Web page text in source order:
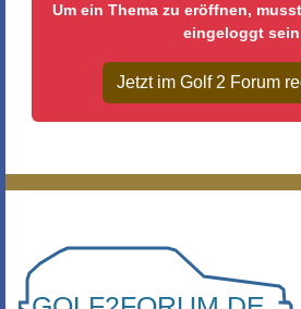
Um ein Thema zu eröffnen,
eingeloggt
Jetzt im Golf 2 Forum